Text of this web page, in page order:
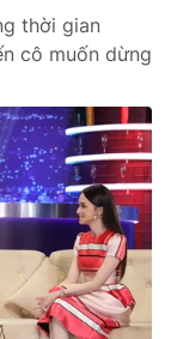
thời gian
cô muốn dừng